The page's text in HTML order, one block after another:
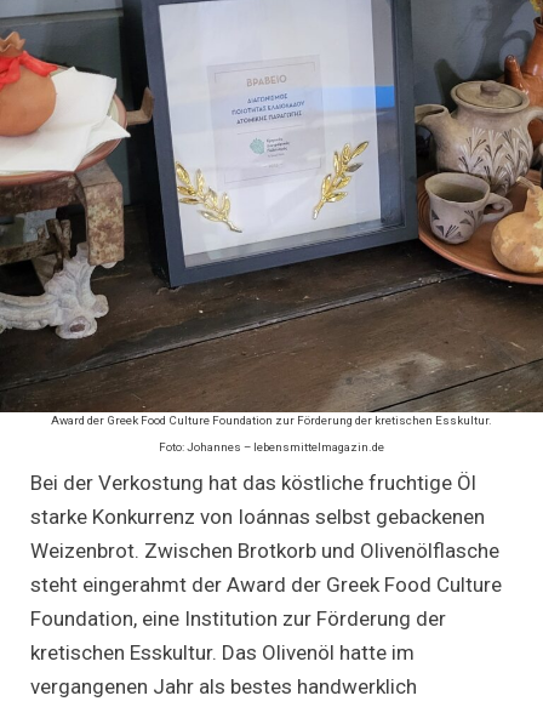
Award der Greek Food Culture Foundation zur Förderung der kretischen Esskultur.
Foto: Johannes – lebensmittelmagazin.de
Bei der Verkostung hat das köstliche fruchtige Öl
starke Konkurrenz von Ioánnas selbst gebackenen
Weizenbrot. Zwischen Brotkorb und Olivenölflasche
steht eingerahmt der Award der Greek Food Culture
Foundation, eine Institution zur Förderung der
kretischen Esskultur. Das Olivenöl hatte im
vergangenen Jahr als bestes handwerklich